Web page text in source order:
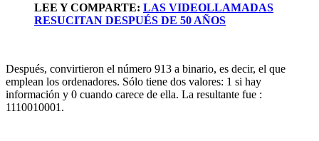
LEE Y COMPARTE: LAS VIDEOLLAMADAS
RESUCITAN DESPUÉS DE 50 AÑOS
Después, convirtieron el número 913 a binario, es decir, el que
emplean los ordenadores. Sólo tiene dos valores: 1 si hay
información y 0 cuando carece de ella. La resultante fue :
1110010001.